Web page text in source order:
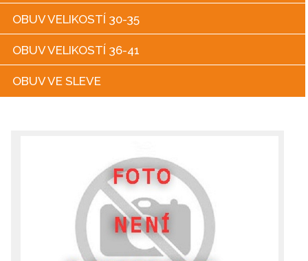
OBUV VELIKOSTÍ 30-35
OBUV VELIKOSTÍ 36-41
OBUV VE SLEVE